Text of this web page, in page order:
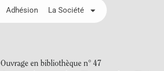
Adhésion La Société
Ouvrage en bibliothèque n° 47